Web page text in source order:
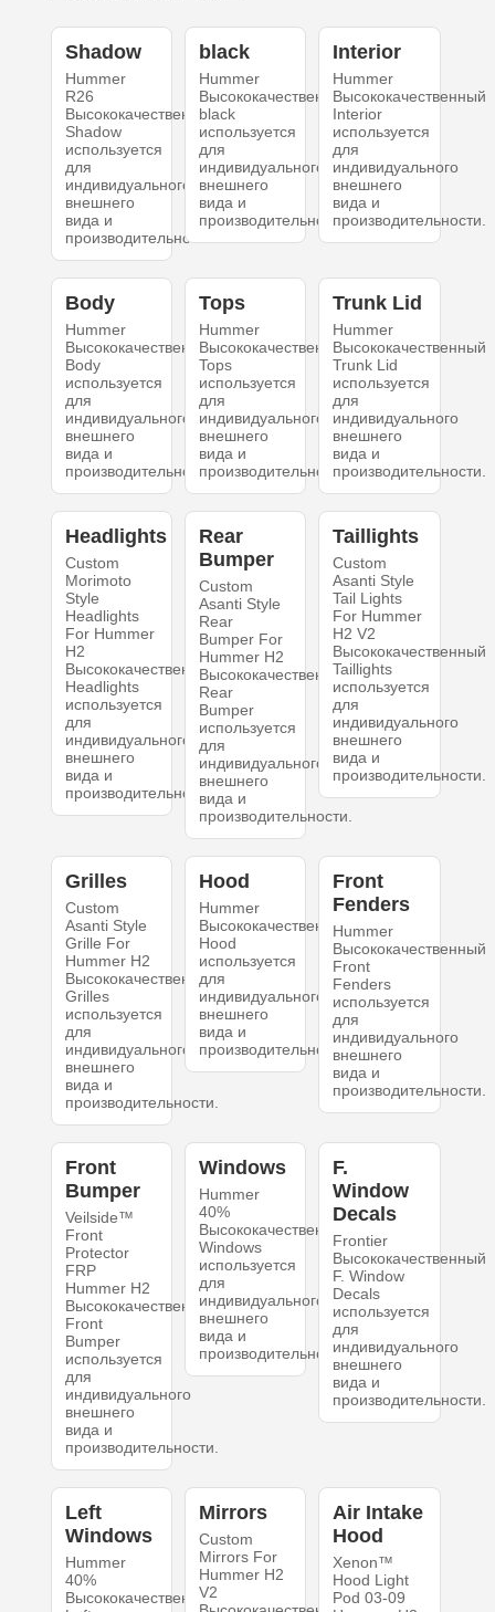
Shadow
Hummer
R26
Высококачественный
Shadow
используется
для
индивидуального
внешнего
вида и
производительности.
black
Hummer
Высококачественный
black
используется
для
индивидуального
внешнего
вида и
производительности.
Interior
Hummer
Высококачественный
Interior
используется
для
индивидуального
внешнего
вида и
производительности.
Body
Hummer
Высококачественный
Body
используется
для
индивидуального
внешнего
вида и
производительности.
Tops
Hummer
Высококачественный
Tops
используется
для
индивидуального
внешнего
вида и
производительности.
Trunk Lid
Hummer
Высококачественный
Trunk Lid
используется
для
индивидуального
внешнего
вида и
производительности.
Headlights
Custom
Morimoto
Style
Headlights
For Hummer
H2
Высококачественный
Headlights
используется
для
индивидуального
внешнего
вида и
производительности.
Rear
Bumper
Custom
Asanti Style
Rear
Bumper For
Hummer H2
Высококачественный
Rear
Bumper
используется
для
индивидуального
внешнего
вида и
производительности.
Taillights
Custom
Asanti Style
Tail Lights
For Hummer
H2 V2
Высококачественный
Taillights
используется
для
индивидуального
внешнего
вида и
производительности.
Grilles
Custom
Asanti Style
Grille For
Hummer H2
Высококачественный
Grilles
используется
для
индивидуального
внешнего
вида и
производительности.
Hood
Hummer
Высококачественный
Hood
используется
для
индивидуального
внешнего
вида и
производительности.
Front
Fenders
Hummer
Высококачественный
Front
Fenders
используется
для
индивидуального
внешнего
вида и
производительности.
Front
Bumper
Veilside™
Front
Protector
FRP
Hummer H2
Высококачественный
Front
Bumper
используется
для
индивидуального
внешнего
вида и
производительности.
Windows
Hummer
40%
Высококачественный
Windows
используется
для
индивидуального
внешнего
вида и
производительности.
F.
Window
Decals
Frontier
Высококачественный
F. Window
Decals
используется
для
индивидуального
внешнего
вида и
производительности.
Left
Windows
Hummer
40%
Высококачественный
Mirrors
Custom
Mirrors For
Hummer H2
V2
Air Intake
Hood
Xenon™
Hood Light
Pod 03-09